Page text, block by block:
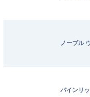
ノーブル
パインリ